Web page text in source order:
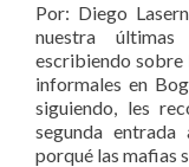
Por: Diego
nuestra
escribiendo sobre
informales en
siguiendo, les
segunda
porqué las mafias